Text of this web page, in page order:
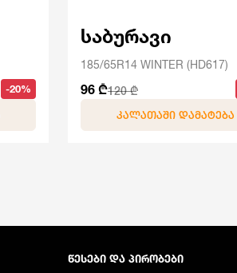
-20%
საბურავი
185/65R14 WINTER (HD617)
96 ₾120 ₾
ᲙᲐᲚᲐᲗᲐᲨᲘ ᲓᲐᲛᲐᲢᲔᲑᲐ
ᲬᲔᲡᲔᲑᲘ ᲓᲐ ᲞᲘᲠᲝᲑᲔᲑᲘ